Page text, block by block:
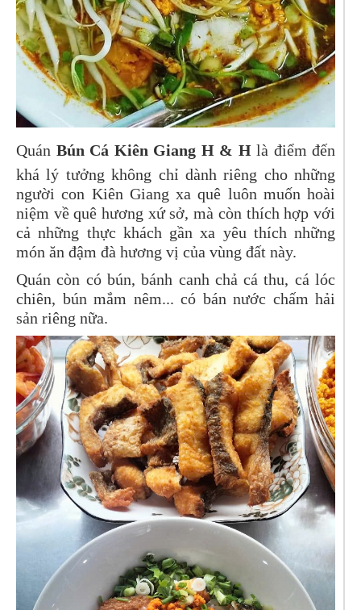
Quán Bún Cá Kiên Giang H & Hlà điểm đến
khá lý tưởng không chỉ dành riêng cho những
người con Kiên Giang xa quê luôn muốn hoài
niệm về quê hương xứ sở, mà còn thích hợp với
cả những thực khách gần xa yêu thích những
món ăn đậm đà hương vị của vùng đất này.
Quán còn có bún, bánh canh chả cá thu, cá lóc
chiên, bún mắm nêm... có bán nước chấm hải
sản riêng nữa.